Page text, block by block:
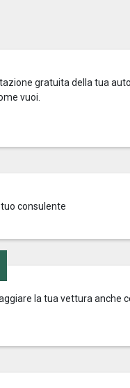
gratuita della tua
vuoi.
consulente
la tua vettura